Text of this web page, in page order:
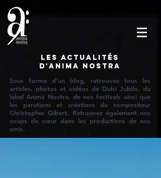
Les actualités
d'Anima Nostra
Sous forme d'un blog, retrouvez tous les
articles, photos et vidéos de Dulci Jubilo, du
label Anima Nostra, de nos festivals ainsi que
les parutions et créations du compositeur
Christopher Gibert. Retrouvez également nos
coups de cœur dans les productions de nos
amis.